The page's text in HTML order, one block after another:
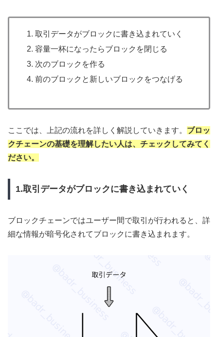
取引データがブロックに書き込まれていく
容量一杯になったらブロックを閉じる
次のブロックを作る
前のブロックと新しいブロックをつなげる
ここでは、上記の流れを詳しく解説していきます。 ブロッ
クチェーンの基礎を理解したい人は、チェックしてみてく
ださい。
1.取引データがブロックに書き込まれていく
ブロックチェーンではユーザー間で取引が行われると、詳
細な情報が暗号化されてブロックに書き込まれます。